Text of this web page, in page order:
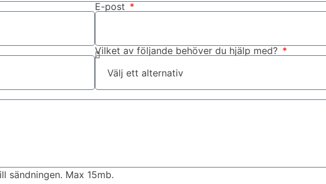
E-post
Vilket av följande behöver du hjälp med?
sändningen. Max 15mb.